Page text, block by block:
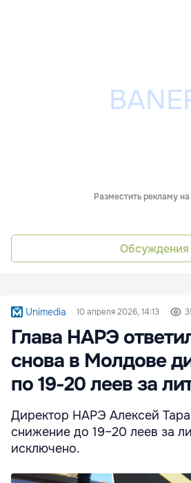
Разместить рекламу
Обсуждения
Unimedia 10 апреля 2026, 14:13
Глава НАРЭ
снова в Молдове
по 19-20 леев за
Директор НАРЭ Алексей
снижение до 19–20 леев за
исключено.